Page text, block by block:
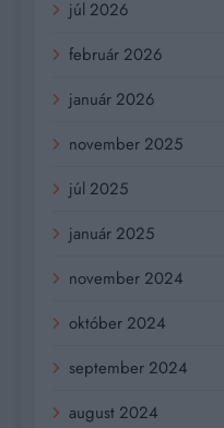
júl 2026
február 2026
január 2026
november 2025
júl 2025
január 2025
november 2024
október 2024
september 2024
august 2024